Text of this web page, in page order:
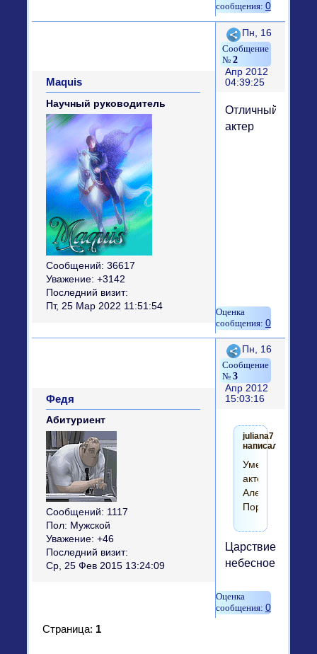
0
Поделиться
2
Пн, 16
Апр 2012
04:39:25
Maquis
Научный руководитель
Сообщений: 36617
Уважение: +3142
Последний визит:
Пт, 25 Мар 2022 11:51:54
Отличный
актер
0
Поделиться
3
Пн, 16
Апр 2012
15:03:16
Федя
Абитуриент
Сообщений: 1117
Пол: Мужской
Уважение: +46
Последний визит:
Ср, 25 Фев 2015 13:24:09
juliana7
написал(а):
Умер
актер
Александр
Пороховщиков
Царствие
небесное!!
0
Страница: 1